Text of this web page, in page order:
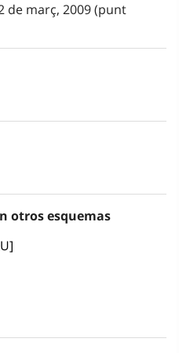
de març, 2009 (punt
otros esquemas